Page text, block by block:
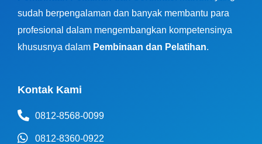
sudah berpengalaman dan banyak membantu para
profesional dalam mengembangkan kompetensinya
khususnya dalam Pembinaan dan Pelatihan.
Kontak Kami
0812-8568-0099
0812-8360-0922